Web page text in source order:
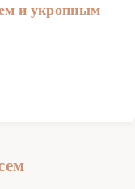
и укропным